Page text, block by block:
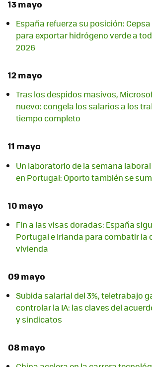
13 mayo
España refuerza su posición:
para exportar hidrógeno verde a
2026
12 mayo
Tras los despidos masivos,
nuevo: congela los salarios a los
tiempo completo
11 mayo
Un laboratorio de la semana
en Portugal: Oporto también se
10 mayo
Fin a las visas doradas: España
Portugal e Irlanda para combatir la
vivienda
09 mayo
Subida salarial del 3%, teletrabajo
controlar la IA: las claves del
y sindicatos
08 mayo